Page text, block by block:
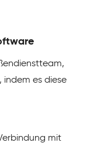
es diese
mit